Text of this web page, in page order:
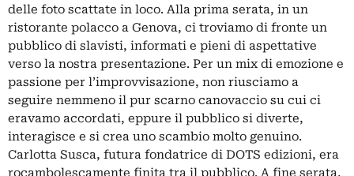
delle foto scattate in loco. Alla prima serata, in un
ristorante polacco a Genova, ci troviamo di fronte un
pubblico di slavisti, informati e pieni di aspettative
verso la nostra presentazione. Per un mix di emozione e
passione per l’improvvisazione, non riusciamo a
seguire nemmeno il pur scarno canovaccio su cui ci
eravamo accordati, eppure il pubblico si diverte,
interagisce e si crea uno scambio molto genuino.
Carlotta Susca, futura fondatrice di DOTS edizioni, era
rocambolescamente finita tra il pubblico. A fine serata,